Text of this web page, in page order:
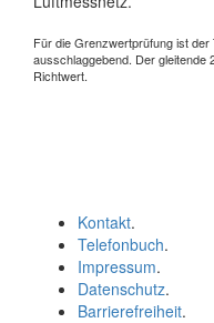
Für die Grenzwertprüfung ist
ausschlaggebend. Der gleitende
Richtwert.
Kontakt.
Telefonbuch.
Impressum.
Datenschutz.
Barrierefreiheit.